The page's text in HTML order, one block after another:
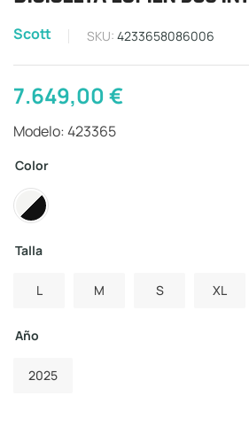
Scott SKU: 4233658086006
7.649,00€
Modelo: 423365
Color
Talla
L M S XL
Año
2025